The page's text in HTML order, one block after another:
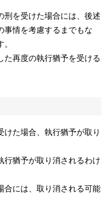
刑を受けた場合には、後述
情を考慮するまでもな
た再度の執行猶予を受ける
た場合、執行猶予が取り
猶予が取り消されるわけ
合には、取り消される可能